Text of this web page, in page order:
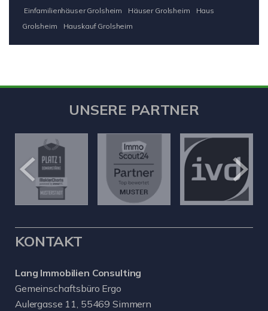
Einfamilienhäuser Grolsheim
Häuser Grolsheim
Haus
Grolsheim
Hauskauf Grolsheim
UNSERE PARTNER
KONTAKT
Lang Immobilien Consulting
Gemeinschaftsbüro Ergo
Aulergasse 11, 55469 Simmern